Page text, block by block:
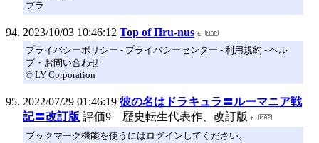
プラ
2023/10/03 10:46:12 Top of Пru-nus
プライバシーポリシー - プライバシーセンター - 利用規約 - ヘル
プ・お問い合わせ
© LY Corporation
2022/07/29 01:46:19 彼の名はドラキュラ〓ルーマニア戦
記〓改訂版 評価9 歴史転生代表作、改訂版
ブックマーク機能を使うにはログインしてください。